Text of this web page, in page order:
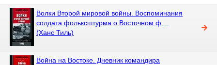
Волки Второй мировой войны. Воспоминания
солдата фольксштурма о Восточном ф ...
(Ханс Тиль)
Война на Востоке. Дневник командира